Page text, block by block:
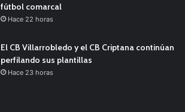
fútbol comarcal
Hace 22 horas
El CB Villarrobledo y el CB Criptana continúan
perfilando sus plantillas
Hace 23 horas